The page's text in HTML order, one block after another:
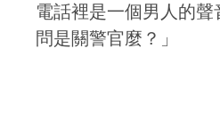
電話裡是一個男人的
問是關警官麼？」